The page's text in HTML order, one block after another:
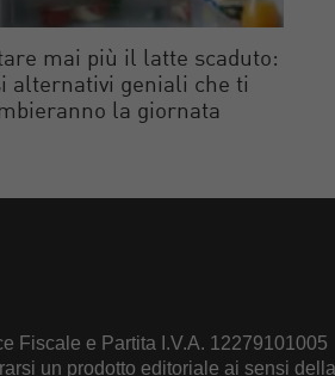
mai più il latte scaduto:
alternativi geniali che ti
la giornata
Fiscale e Partita I.V.A. 12279101005
un prodotto editoriale ai sensi